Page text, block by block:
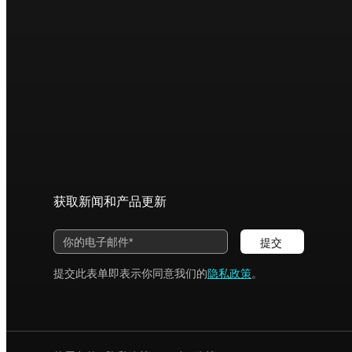
获取新闻和产品更新
提交
提交此表单即表示你同意我们的隐私政策。